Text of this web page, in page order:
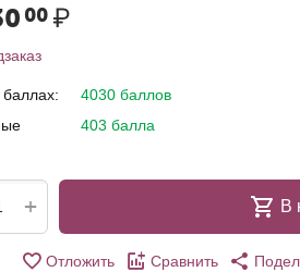
00₽
4030 баллов
403 балла
+ В
Отложить Сравнить